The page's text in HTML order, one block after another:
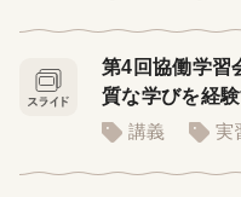
第4回協働学習
質な学びを経
講義
実